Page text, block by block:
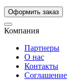
Компания
Партнеры
О нас
Контакты
Соглашение